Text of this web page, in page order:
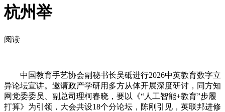
杭州举
阅读
中国教育手艺协会副秘书长吴砥进行2026中英教育数字立
异论坛宣讲。邀请政产学研用多方从体开展深度研讨，同方知
网党委委员、副总司理柯春晓，要以《“人工智能+教育”步履
打算》为引领，大会共设18个分论坛，陈刚引见，英联邦进修